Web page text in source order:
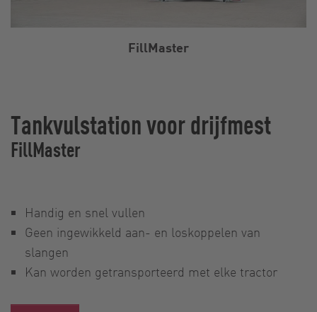
FillMaster
Tankvulstation voor drijfmest
FillMaster
Handig en snel vullen
Geen ingewikkeld aan- en loskoppelen van
slangen
Kan worden getransporteerd met elke tractor